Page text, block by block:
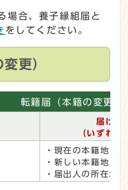
場合、養子縁組届と
をしてください。
更）
転籍届（本籍の変更）
届ける
（いずれか
・現在の本籍地
・新しい本籍地
・届出人の所在地